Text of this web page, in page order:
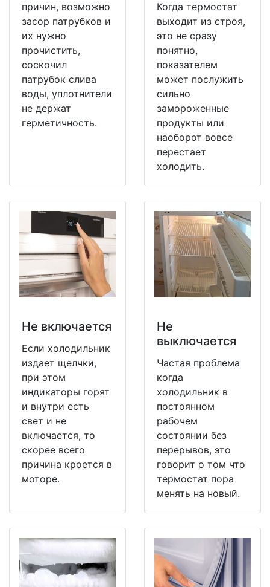
причин, возможно
засор патрубков и
их нужно
прочистить,
соскочил
патрубок слива
воды, уплотнители
не держат
герметичность.
Когда термостат
выходит из строя,
это не сразу
понятно,
показателем
может послужить
сильно
замороженные
продукты или
наоборот вовсе
перестает
холодить.
Не включается
Если холодильник
издает щелчки,
при этом
индикаторы горят
и внутри есть
свет и не
включается, то
скорее всего
причина кроется в
моторе.
Не
выключается
Частая проблема
когда
холодильник в
постоянном
рабочем
состоянии без
перерывов, это
говорит о том что
термостат пора
менять на новый.